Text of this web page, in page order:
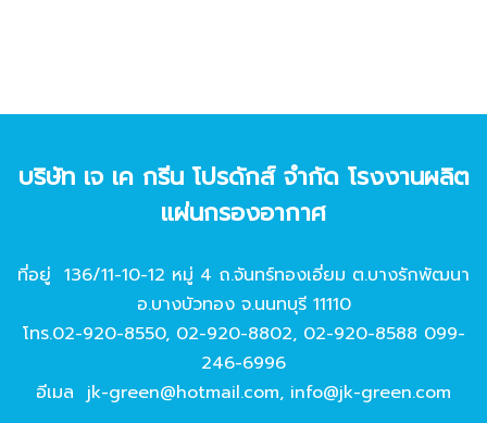
บริษัท เจ เค กรีน โปรดักส์ จํากัด โรงงานผลิต
แผ่นกรองอากาศ
ที่อยู่ 136/11-10-12 หมู่ 4 ถ.จันทร์ทองเอี่ยม ต.บางรักพัฒนา
อ.บางบัวทอง จ.นนทบุรี 11110
โทร.02-920-8550, 02-920-8802, 02-920-8588 099-
246-6996
อีเมล jk-green@hotmail.com, info@jk-green.com